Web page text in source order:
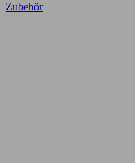
Zubehör